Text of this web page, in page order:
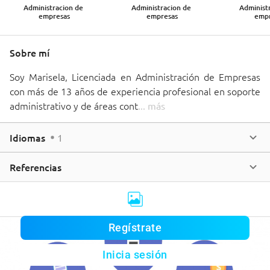
Administracion de
empresas
Administracion de
empresas
Sobre mí
Soy Marisela, Licenciada en Administración de Empresas
con más de 13 años de experiencia profesional en soporte
administrativo y de áreas cont... más
Idiomas 1
Referencias
Regístrate
Inicia sesión